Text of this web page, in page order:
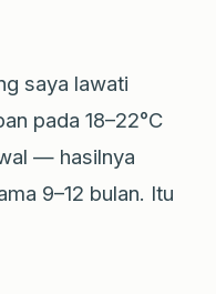
saya lawati
pada 18–22°C
— hasilnya
9–12 bulan. Itu